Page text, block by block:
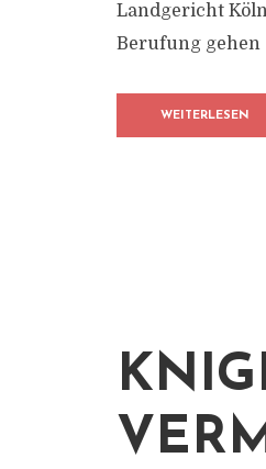
Landgericht
Berufung gehen
WEITERLESEN